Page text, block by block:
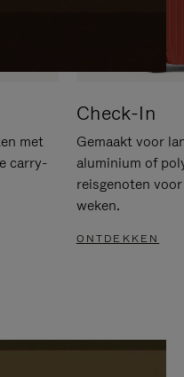
met
carry-
Check-In
Gemaakt voor
aluminium of
reisgenoten
weken.
ONTDEKKEN